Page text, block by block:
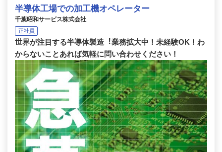
半導体工場での加工機オペレーター
千葉昭和サービス株式会社
正社員
世界が注⽬する半導体製造︕業務拡⼤中！未経験OK！わ
からないことあれば気軽に問い合わせください！